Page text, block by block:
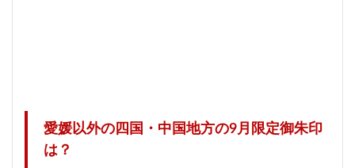
愛媛以外の四国・中国地方の9月限定御朱印
は？